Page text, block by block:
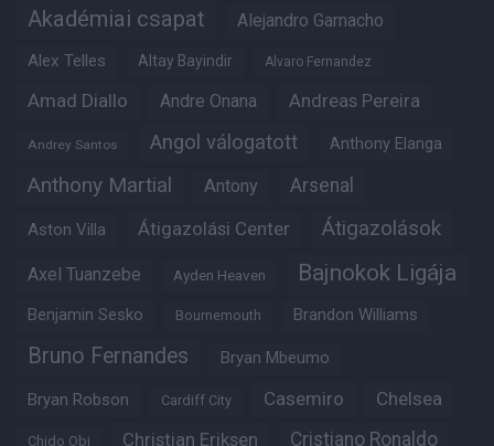
Akadémiai csapat Alejandro Garnacho
Alex Telles Altay Bayindir Alvaro Fernandez
Amad Diallo Andre Onana Andreas Pereira
Andrey Santos Angol válogatott Anthony Elanga
Anthony Martial Antony Arsenal
Aston Villa Átigazolási Center Átigazolások
Axel Tuanzebe Ayden Heaven Bajnokok Ligája
Benjamin Sesko Bournemouth Brandon Williams
Bruno Fernandes Bryan Mbeumo
Bryan Robson Cardiff City Casemiro Chelsea
Chido Obi Christian Eriksen Cristiano Ronaldo